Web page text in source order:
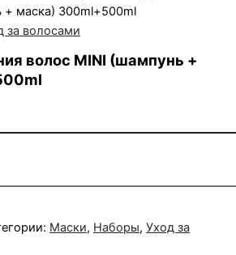
+ маска) 300ml+500ml
за волосами
волос MINI (шампунь +
Маски, Наборы, Уход за